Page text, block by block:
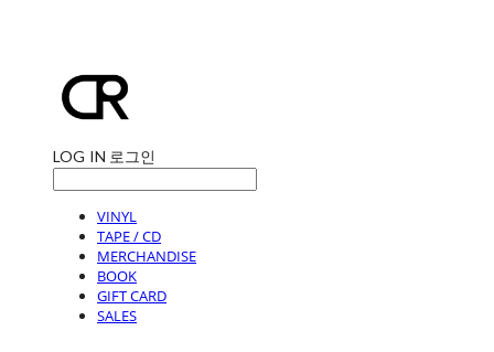
LOG IN 로그인
VINYL
TAPE / CD
MERCHANDISE
BOOK
GIFT CARD
SALES